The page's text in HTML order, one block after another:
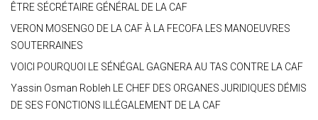
ÊTRE SÉCRÉTAIRE GÉNÉRAL DE LA CAF
VERON MOSENGO DE LA CAF À LA FECOFA LES MANOEUVRES
SOUTERRAINES
VOICI POURQUOI LE SÉNÉGAL GAGNERA AU TAS CONTRE LA CAF
Yassin Osman Robleh LE CHEF DES ORGANES JURIDIQUES DÉMIS
DE SES FONCTIONS ILLÉGALEMENT DE LA CAF